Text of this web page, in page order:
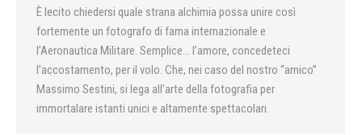
È lecito chiedersi quale strana alchimia possa unire così
fortemente un fotografo di fama internazionale e
l’Aeronautica Militare. Semplice… l’amore, concedeteci
l’accostamento, per il volo. Che, nei caso del nostro “amico”
Massimo Sestini, si lega all’arte della fotografia per
immortalare istanti unici e altamente spettacolari.